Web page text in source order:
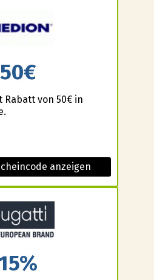
50€
Rabatt von 50€ in
anzeigen